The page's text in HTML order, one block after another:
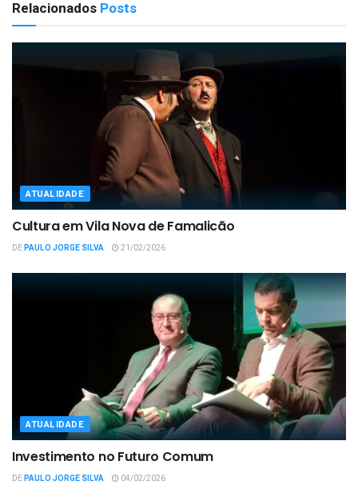
Relacionados Posts
ATUALIDADE
Cultura em Vila Nova de Famalicão
DEPAULO JORGE SILVA 21/02/2026
ATUALIDADE
Investimento no Futuro Comum
DEPAULO JORGE SILVA 04/02/2026